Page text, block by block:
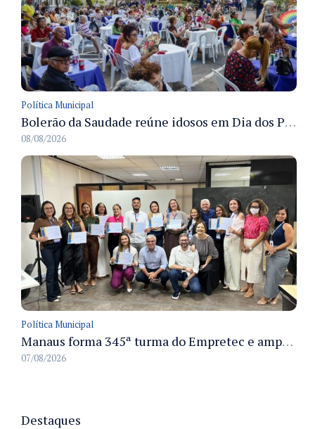
Política Municipal
Bolerão da Saudade reúne idosos em Dia dos Pais promovido pela Fundação Dr. Thomas em Manaus
08/08/2026
Política Municipal
Manaus forma 345ª turma do Empretec e amplia qualificação de empreendedores na cidade
07/08/2026
Destaques